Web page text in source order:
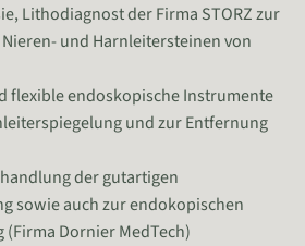
Lithodiagnost der Firma STORZ zur
und Harnleitersteinen von
flexible endoskopische Instrumente
und zur Entfernung
der gutartigen
sowie auch zur endokopischen
Dornier MedTech)